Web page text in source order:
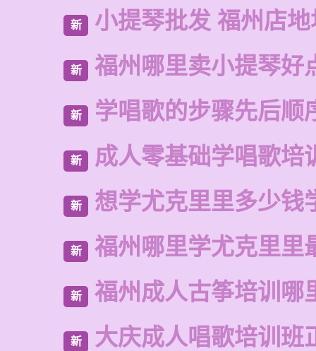
新 小提琴批发 福州店
新 福州哪里卖小提琴好
新 学唱歌的步骤先后顺
新 成人零基础学唱歌培
新 想学尤克里里多少钱
新 福州哪里学尤克里里
新 福州成人古筝培训哪
新 大庆成人唱歌培训班